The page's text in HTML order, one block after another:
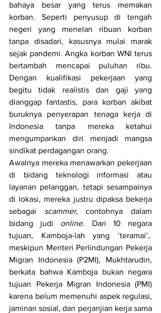
bahaya besar yang terus memakan
korban. Seperti penyusup di tengah
negeri yang menelan ribuan korban
tanpa disadari, kasusnya mulai marak
sejak pandemi. Angka korban WNI terus
bertambah mencapai puluhan ribu.
Dengan kualifikasi pekerjaan yang
begitu tidak realistis dan gaji yang
dianggap fantastis, para korban akibat
buruknya penyerapan tenaga kerja di
Indonesia tanpa mereka ketahui
mengumpankan diri menjadi mangsa
sindikat perdagangan orang.
Awalnya mereka menawarkan pekerjaan
di bidang teknologi informasi atau
layanan pelanggan, tetapi sesampainya
di lokasi, mereka justru dipaksa bekerja
sebagai scammer, contohnya dalam
bidang judi online. Dari 10 negara
tujuan, Kamboja-lah yang ‘teramai’,
meskipun Menteri Perlindungan Pekerja
Migran Indonesia (P2MI), Mukhtarudin,
berkata bahwa Kamboja bukan negara
tujuan Pekerja Migran Indonesia (PMI)
karena belum memenuhi aspek regulasi,
jaminan sosial, dan perjanjian kerja sama